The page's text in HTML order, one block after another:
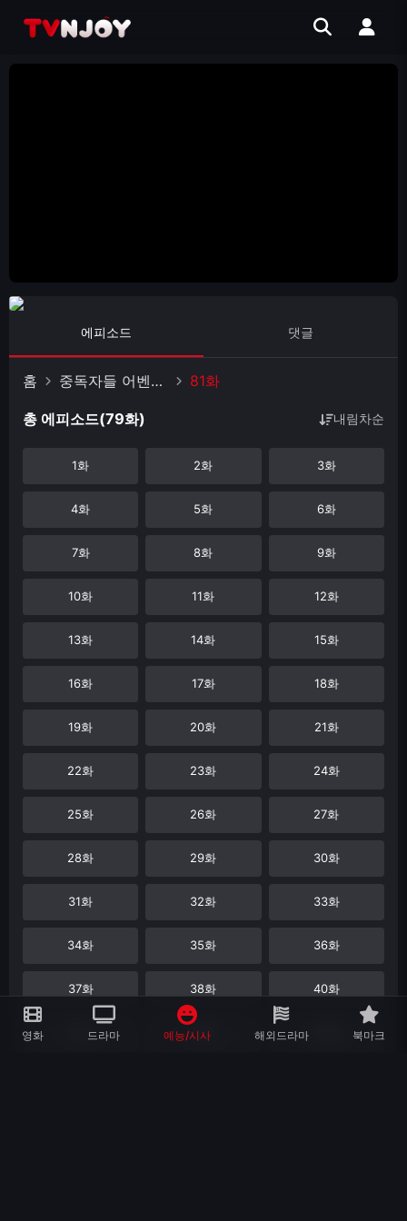
에피소드 댓글
홈 중독자들 어벤져스 81화
총 에피소드(79화) 내림차순
1화 2화 3화
4화 5화 6화
7화 8화 9화
10화 11화 12화
13화 14화 15화
16화 17화 18화
19화 20화 21화
22화 23화 24화
25화 26화 27화
28화 29화 30화
31화 32화 33화
34화 35화 36화
37화 38화 40화
41화 42화
영화 드라마 예능/시사 해외드라마 북마크